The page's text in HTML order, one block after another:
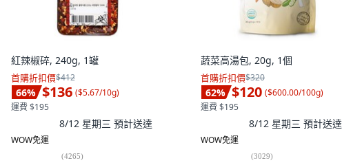
紅辣椒碎, 240g, 1罐
首購折扣價$412
66% $136 ($5.67/10g)
運費 $195
8/12 星期三 預計送達
WOW免運
(4265)
蔬菜高湯包, 20g, 1個
首購折扣價$320
62% $120 ($600.00/100g)
運費 $195
8/12 星期三 預計送達
WOW免運
(3029)